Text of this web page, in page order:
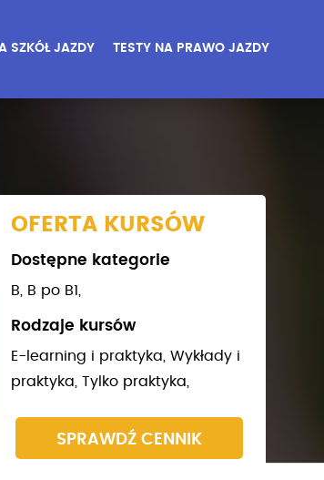
SZKÓŁ JAZDY TESTY NA PRAWO JAZDY
OFERTA KURSÓW
Dostępne kategorie
B, B po B1,
Rodzaje kursów
E-learning i praktyka, Wykłady i
praktyka, Tylko praktyka,
SPRAWDŹ CENNIK